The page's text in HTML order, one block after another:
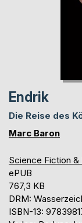
Endrik
Die Reise des
Marc Baron
Science Fiction &
ePUB
767,3 KB
DRM:
ISBN-13: